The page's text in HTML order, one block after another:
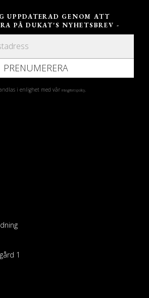
UPPDATERAD GENOM ATT
PÅ DUKAT'S NYHETSBREV -
PRENUMERERA
i enlighet med vår integritetspolicy.
1